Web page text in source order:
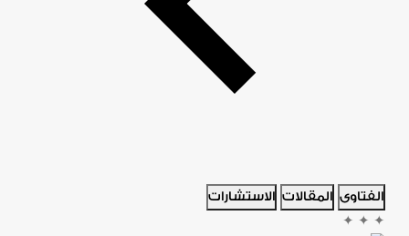
الفتاوى المقالات الاستشارات
✦
✦
✦